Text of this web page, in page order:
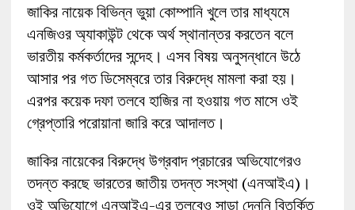
জাকির নায়েক বিভিন্ন ভুয়া কোম্পানি খুলে তার মাধ্যমে
এনজিওর অ্যাকাউন্ট থেকে অর্থ স্থানান্তর করতেন বলে
ভারতীয় কর্মকর্তাদের সন্দেহ। এসব বিষয় অনুসন্ধানে উঠে
আসার পর গত ডিসেম্বরে তার বিরুদ্ধে মামলা করা হয়।
এরপর কয়েক দফা তলবে হাজির না হওয়ায় গত মাসে ওই
গ্রেপ্তারি পরোয়ানা জারি করে আদালত।
জাকির নায়েকের বিরুদ্ধে উগ্রবাদ প্রচারের অভিযোগেরও
তদন্ত করছে ভারতের জাতীয় তদন্ত সংস্থা (এনআইএ)।
ওই অভিযোগে এনআইএ-এর তলবেও সাড়া দেননি বিতর্কিত